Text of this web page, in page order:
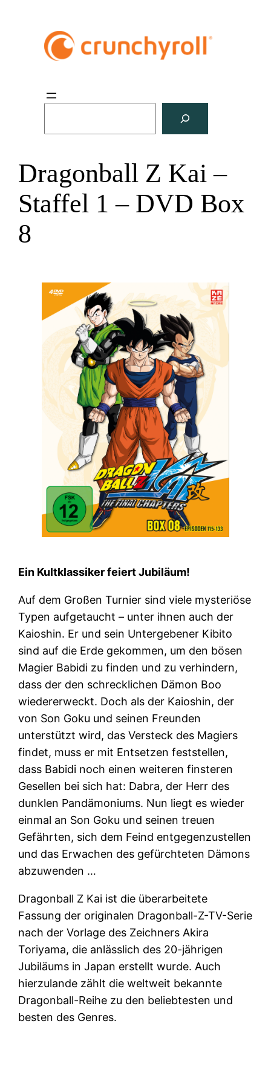
e
Dragonball Z Kai –
Staffel 1 – DVD Box
8
Ein Kultklassiker feiert Jubiläum!
Auf dem Großen Turnier sind viele mysteriöse
Typen aufgetaucht – unter ihnen auch der
Kaioshin. Er und sein Untergebener Kibito
sind auf die Erde gekommen, um den bösen
Magier Babidi zu finden und zu verhindern,
dass der den schrecklichen Dämon Boo
wiedererweckt. Doch als der Kaioshin, der
von Son Goku und seinen Freunden
unterstützt wird, das Versteck des Magiers
findet, muss er mit Entsetzen feststellen,
dass Babidi noch einen weiteren finsteren
Gesellen bei sich hat: Dabra, der Herr des
dunklen Pandämoniums. Nun liegt es wieder
einmal an Son Goku und seinen treuen
Gefährten, sich dem Feind entgegenzustellen
und das Erwachen des gefürchteten Dämons
abzuwenden …
Dragonball Z Kai ist die überarbeitete
Fassung der originalen Dragonball-Z-TV-Serie
nach der Vorlage des Zeichners Akira
Toriyama, die anlässlich des 20-jährigen
Jubiläums in Japan erstellt wurde. Auch
hierzulande zählt die weltweit bekannte
Dragonball-Reihe zu den beliebtesten und
besten des Genres.